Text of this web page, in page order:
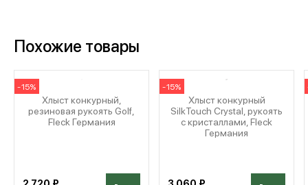
Похожие товары
-15%
Хлыст конкурный,
резиновая рукоять Golf,
Fleck Германия
-15%
Хлыст конкурный
SilkTouch Crystal, рукоять
с кристаллами, Fleck
Германия